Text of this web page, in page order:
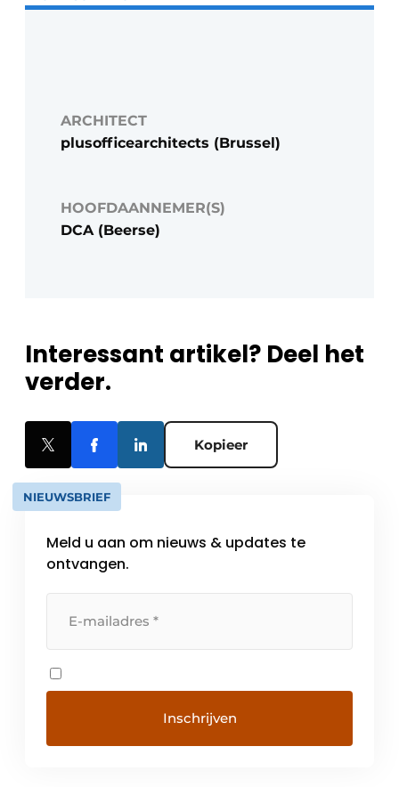
ARCHITECT
plusofficearchitects (Brussel)
HOOFDAANNEMER(S)
DCA (Beerse)
Interessant artikel? Deel het
verder.
Kopieer
NIEUWSBRIEF
Meld u aan om nieuws & updates te
ontvangen.